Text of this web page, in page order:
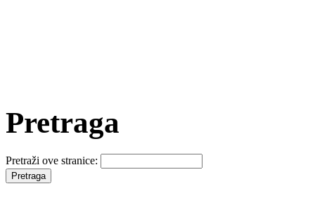
Pretraga
Pretraži ove stranice: